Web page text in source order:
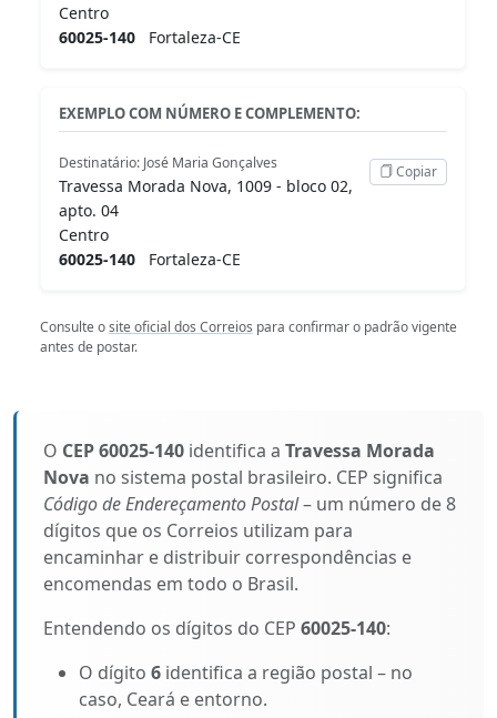
Centro
60025-140 Fortaleza-CE
EXEMPLO COM NÚMERO E COMPLEMENTO:
Destinatário: José Maria Gonçalves
Travessa Morada Nova, 1009 - bloco 02,
apto. 04
Centro
60025-140 Fortaleza-CE
Copiar
Consulte osite oficial dos Correios para confirmar o padrão vigente
antes de postar.
O CEP 60025-140 identifica a Travessa Morada
Nova no sistema postal brasileiro. CEP significa
Código de Endereçamento Postal– um número de 8
dígitos que os Correios utilizam para
encaminhar e distribuir correspondências e
encomendas em todo o Brasil.
Entendendo os dígitos do CEP 60025-140:
O dígito 6 identifica a região postal – no
caso, Ceará e entorno.